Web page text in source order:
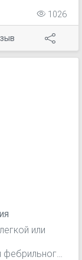
1026
или
фебрильного